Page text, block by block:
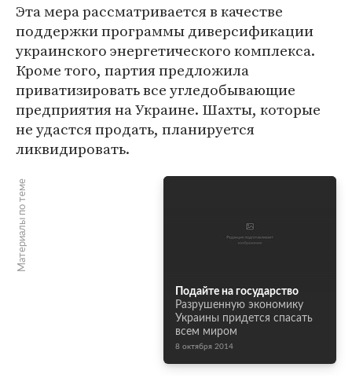
Эта мера рассматривается в качестве
поддержки программы диверсификации
украинского энергетического комплекса.
Кроме того, партия предложила
приватизировать все угледобывающие
предприятия на Украине. Шахты, которые
не удастся продать, планируется
ликвидировать.
Материалы по теме
Подайте на государство
Разрушенную экономику
Украины придется спасать
всем миром
8 октября 2014